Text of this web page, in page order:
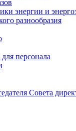
энергии и
разнообразия
персонала
Совета